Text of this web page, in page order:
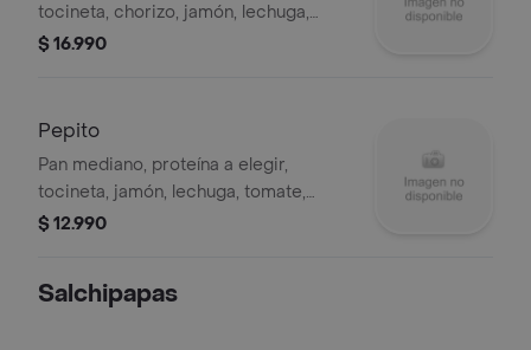
tocineta, chorizo, jamón, lechuga,
tomate, salsas de la casa, aguacate y
$ 16.990
Pepito
Pan mediano, proteína a elegir,
tocineta, jamón, lechuga, tomate,
salsas de la casa, aguacate y queso.
$ 12.990
Salchipapas